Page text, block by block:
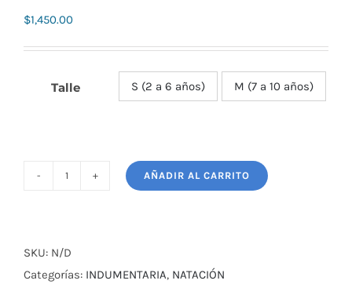
$1,450.00
Talle S (2 a 6 años) M (7 a 10 años)
PISCINA
cantidad
AÑADIR AL CARRITO
SKU: N/D
Categorías: INDUMENTARIA, NATACIÓN